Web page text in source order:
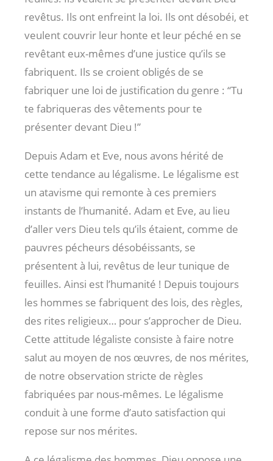
revêtus. Ils ont enfreint la loi. Ils ont désobéi, et
veulent couvrir leur honte et leur péché en se
revêtant eux-mêmes d’une justice qu’ils se
fabriquent. Ils se croient obligés de se
fabriquer une loi de justification du genre : “Tu
te fabriqueras des vêtements pour te
présenter devant Dieu !”
Depuis Adam et Eve, nous avons hérité de
cette tendance au légalisme. Le légalisme est
un atavisme qui remonte à ces premiers
instants de l’humanité. Adam et Eve, au lieu
d’aller vers Dieu tels qu’ils étaient, comme de
pauvres pécheurs désobéissants, se
présentent à lui, revêtus de leur tunique de
feuilles. Ainsi est l’humanité ! Depuis toujours
les hommes se fabriquent des lois, des règles,
des rites religieux… pour s’approcher de Dieu.
Cette attitude légaliste consiste à faire notre
salut au moyen de nos œuvres, de nos mérites,
de notre observation stricte de règles
fabriquées par nous-mêmes. Le légalisme
conduit à une forme d’auto satisfaction qui
repose sur nos mérites.